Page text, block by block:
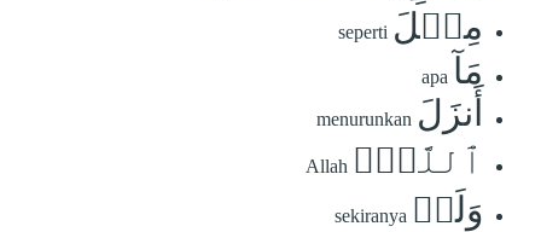
مِثۡلَ seperti
مَآ apa
أَنزَلَ menurunkan
ٱللَّهُۗ Allah
وَلَوۡ sekiranya